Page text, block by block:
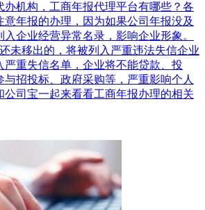
办机构，工商年报代理平台有哪些？各
意年报的办理，因为如果公司年报没及
入企业经营异常名录，影响企业形象。
未移出的，将被列入严重违法失信企业
严重失信名单，企业将不能贷款、投
与招投标、政府采购等，严重影响个人
公司宝一起来看看工商年报办理的相关